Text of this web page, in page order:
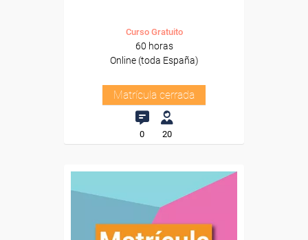
Curso Gratuito
60 horas
Online (toda España)
Matrícula cerrada
0 20